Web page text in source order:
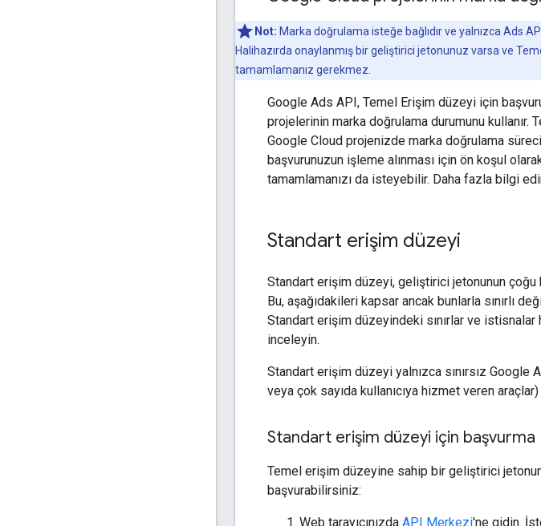
Not: Marka doğrulama isteğe bağlıdır ve yalnızca Ads
Halihazırda onaylanmış bir geliştirici jetonunuz varsa ve
tamamlamanız gerekmez.
Google Ads API, Temel Erişim düzeyi için
projelerinin marka doğrulama durumunu kullanır.
Google Cloud projenizde marka doğrulama
başvurunuzun işleme alınması için ön koşul
tamamlamanızı da isteyebilir. Daha fazla bilgi
Standart erişim düzeyi
Standart erişim düzeyi, geliştirici jetonunun çoğu
Bu, aşağıdakileri kapsar ancak bunlarla sınırlı
Standart erişim düzeyindeki sınırlar ve istisnalar
inceleyin.
Standart erişim düzeyi yalnızca sınırsız
veya çok sayıda kullanıcıya hizmet veren
Standart erişim düzeyi için başvurma
Temel erişim düzeyine sahip bir geliştirici
başvurabilirsiniz:
Web tarayıcınızda API Merkezi'ne gidin.